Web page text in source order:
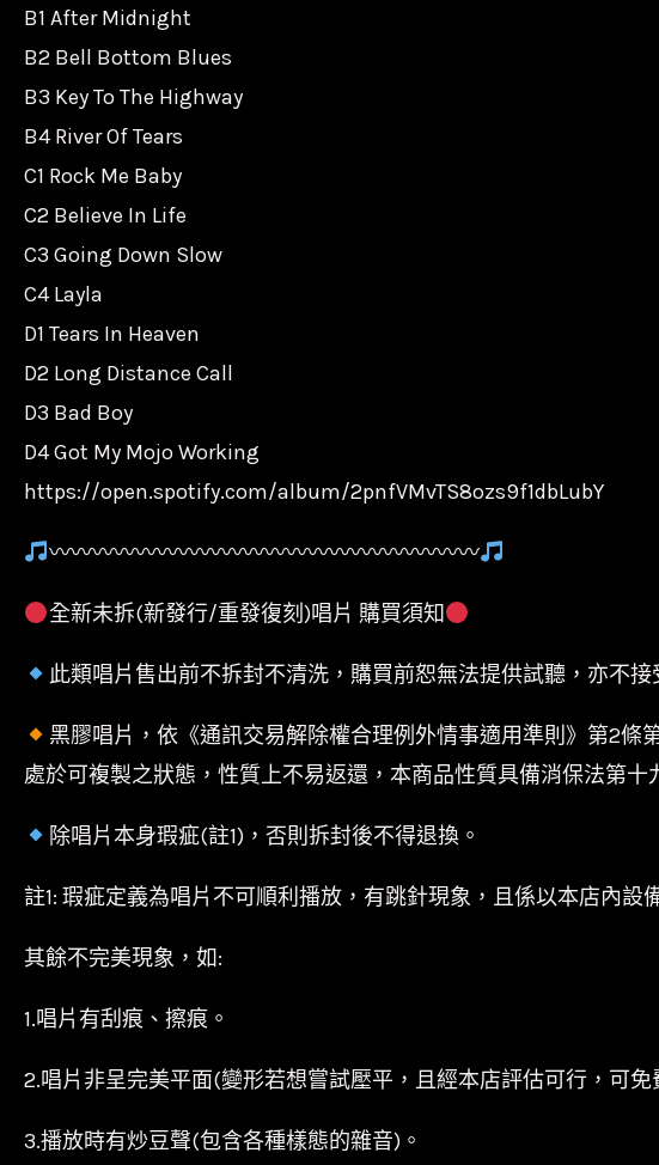
B1 After Midnight
B2 Bell Bottom Blues
B3 Key To The Highway
B4 River Of Tears
C1 Rock Me Baby
C2 Believe In Life
C3 Going Down Slow
C4 Layla
D1 Tears In Heaven
D2 Long Distance Call
D3 Bad Boy
D4 Got My Mojo Working
https://open.spotify.com/album/2pnfVMvTS8ozs9f1dbLubY
〰〰〰〰〰〰〰〰〰〰〰〰〰〰〰〰〰〰〰〰
全新未拆(新發行/重發復刻)唱片 購買須知
此類唱片售出前不拆封不清洗，購買前恕無法提供試聽，亦不接
黑膠唱片，依《通訊交易解除權合理例外情事適用準則》第2條
處於可複製之狀態，性質上不易返還，本商品性質具備消保法第
除唱片本身瑕疵(註1)，否則拆封後不得退換。
註1: 瑕疵定義為唱片不可順利播放，有跳針現象，且係以本店內設
其餘不完美現象，如:
1.唱片有刮痕、擦痕。
2.唱片非呈完美平面(變形若想嘗試壓平，且經本店評估可行，可
3.播放時有炒豆聲(包含各種樣態的雜音)。